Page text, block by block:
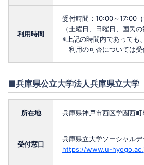
利用時間
受付時間：10:00～17:00
（土曜日、日曜日、国民
※上記の時間内であっても
利用の可否については受
■兵庫県公立大学法人兵庫県立大学
所在地 兵庫県神戸市西区学園西
受付窓口
兵庫県立大学ソーシャル
https://www.u-